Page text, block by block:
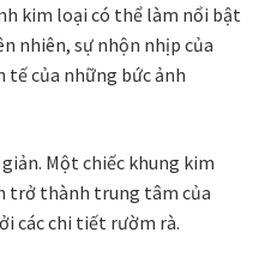
kim loại có thể làm nổi bật
nhiên, sự nhộn nhịp của
tế của những bức ảnh
Một chiếc khung kim
trở thành trung tâm của
các chi tiết rườm rà.